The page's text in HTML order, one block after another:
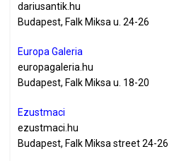
dariusantik.hu
Budapest, Falk Miksa u. 24-26
Europa Galeria
europagaleria.hu
Budapest, Falk Miksa u. 18-20
Ezustmaci
ezustmaci.hu
Budapest, Falk Miksa street 24-26